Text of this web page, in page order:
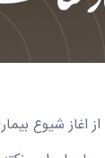
اغاز شیوع